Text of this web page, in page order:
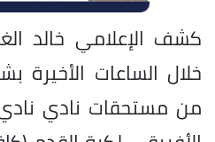
كشف الإعلامي خالد
خلال الساعات الأخيرة
من مستحقات نادي نادي